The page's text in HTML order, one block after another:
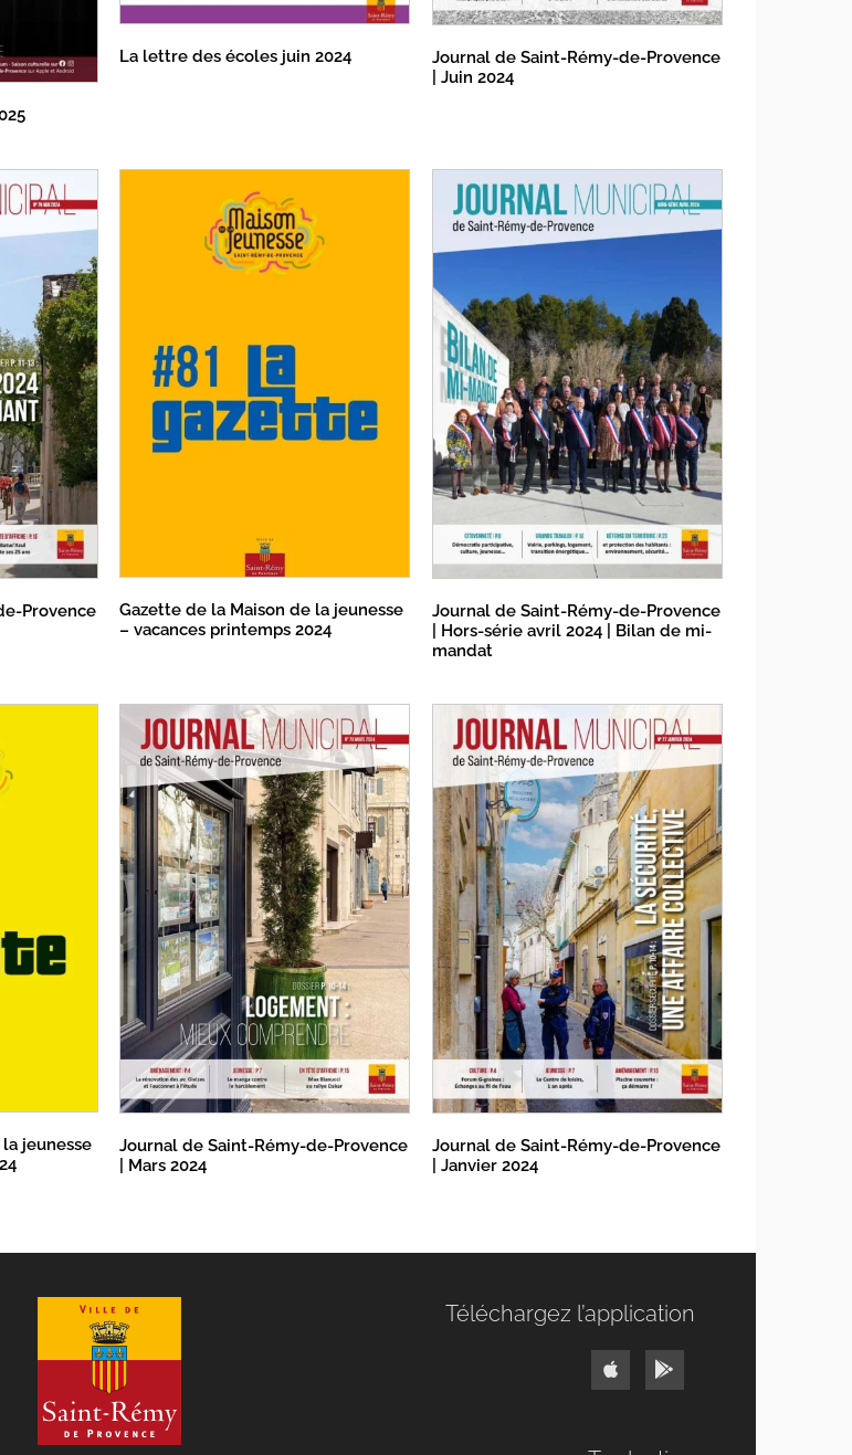
La lettre des écoles juin 2024
Journal de Saint-Rémy-de-Provence
| Juin 2024
Provence
Gazette de la Maison de la jeunesse
– vacances printemps 2024
Journal de Saint-Rémy-de-Provence
| Hors-série avril 2024 | Bilan de mi-
mandat
jeunesse
Journal de Saint-Rémy-de-Provence
| Mars 2024
Journal de Saint-Rémy-de-Provence
| Janvier 2024
Téléchargez l’application